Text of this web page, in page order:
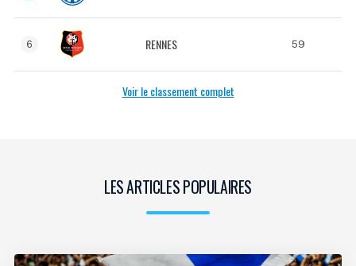
6 RENNES 59
Voir le classement complet
LES ARTICLES POPULAIRES